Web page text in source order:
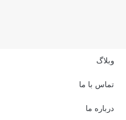
وبلاگ
تماس با ما
درباره ما